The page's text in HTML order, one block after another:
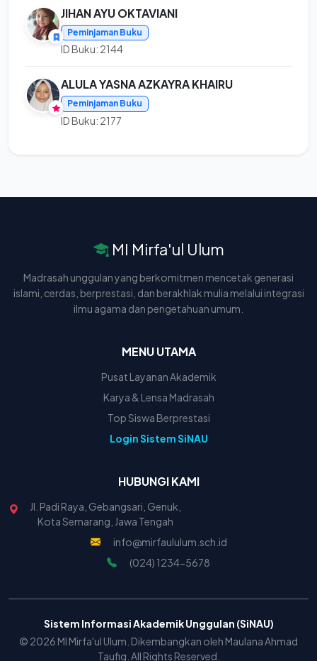
JIHAN AYU OKTAVIANI
Peminjaman Buku
ID Buku: 2144
ALULA YASNA AZKAYRA KHAIRU
Peminjaman Buku
ID Buku: 2177
MI Mirfa'ul Ulum
Madrasah unggulan yang berkomitmen mencetak generasi
islami, cerdas, berprestasi, dan berakhlak mulia melalui integrasi
ilmu agama dan pengetahuan umum.
MENU UTAMA
Pusat Layanan Akademik
Karya & Lensa Madrasah
Top Siswa Berprestasi
Login Sistem SiNAU
HUBUNGI KAMI
Jl. Padi Raya, Gebangsari, Genuk,
Kota Semarang, Jawa Tengah
info@mirfaululum.sch.id
(024) 1234-5678
Sistem Informasi Akademik Unggulan (SiNAU)
© 2026 MI Mirfa'ul Ulum. Dikembangkan oleh Maulana Ahmad
Taufiq. All Rights Reserved.